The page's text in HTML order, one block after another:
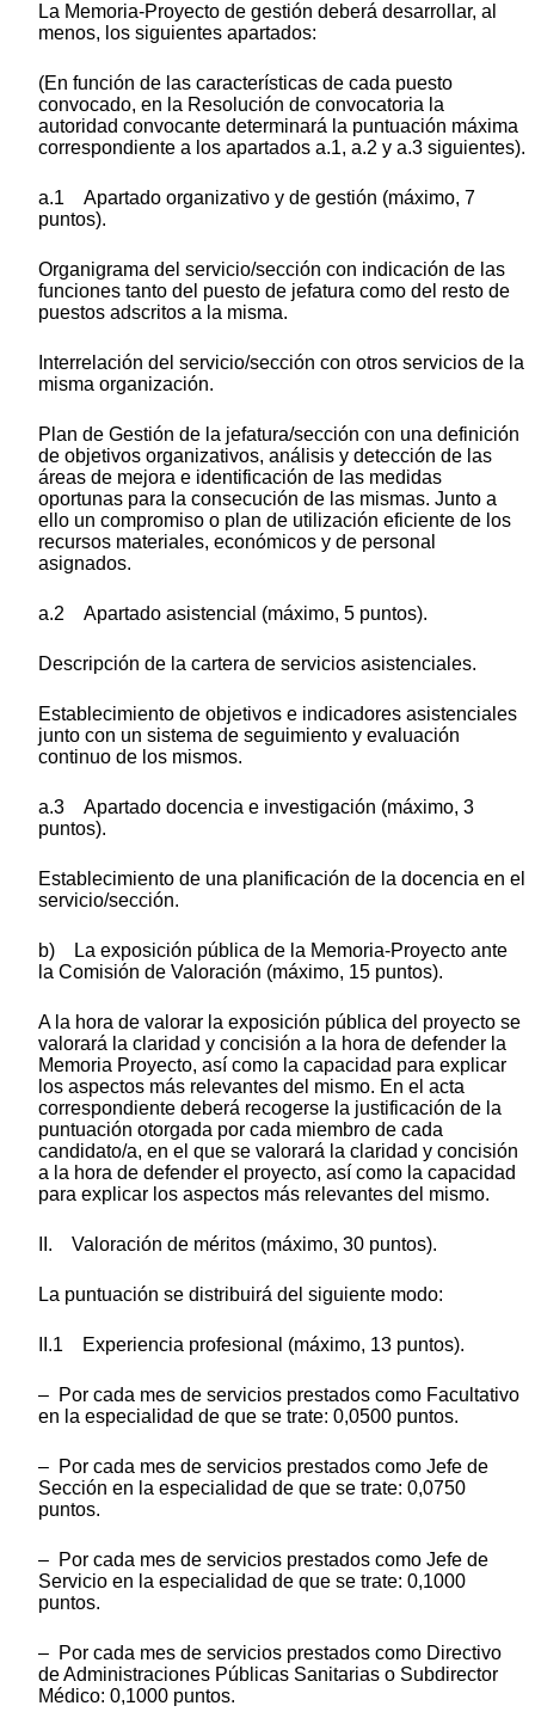
La Memoria-Proyecto de gestión deberá desarrollar, al
menos, los siguientes apartados:
(En función de las características de cada puesto
convocado, en la Resolución de convocatoria la
autoridad convocante determinará la puntuación máxima
correspondiente a los apartados a.1, a.2 y a.3 siguientes).
a.1 Apartado organizativo y de gestión (máximo, 7
puntos).
Organigrama del servicio/sección con indicación de las
funciones tanto del puesto de jefatura como del resto de
puestos adscritos a la misma.
Interrelación del servicio/sección con otros servicios de la
misma organización.
Plan de Gestión de la jefatura/sección con una definición
de objetivos organizativos, análisis y detección de las
áreas de mejora e identificación de las medidas
oportunas para la consecución de las mismas. Junto a
ello un compromiso o plan de utilización eficiente de los
recursos materiales, económicos y de personal
asignados.
a.2 Apartado asistencial (máximo, 5 puntos).
Descripción de la cartera de servicios asistenciales.
Establecimiento de objetivos e indicadores asistenciales
junto con un sistema de seguimiento y evaluación
continuo de los mismos.
a.3 Apartado docencia e investigación (máximo, 3
puntos).
Establecimiento de una planificación de la docencia en el
servicio/sección.
b) La exposición pública de la Memoria-Proyecto ante
la Comisión de Valoración (máximo, 15 puntos).
A la hora de valorar la exposición pública del proyecto se
valorará la claridad y concisión a la hora de defender la
Memoria Proyecto, así como la capacidad para explicar
los aspectos más relevantes del mismo. En el acta
correspondiente deberá recogerse la justificación de la
puntuación otorgada por cada miembro de cada
candidato/a, en el que se valorará la claridad y concisión
a la hora de defender el proyecto, así como la capacidad
para explicar los aspectos más relevantes del mismo.
II. Valoración de méritos (máximo, 30 puntos).
La puntuación se distribuirá del siguiente modo:
II.1 Experiencia profesional (máximo, 13 puntos).
– Por cada mes de servicios prestados como Facultativo
en la especialidad de que se trate: 0,0500 puntos.
– Por cada mes de servicios prestados como Jefe de
Sección en la especialidad de que se trate: 0,0750
puntos.
– Por cada mes de servicios prestados como Jefe de
Servicio en la especialidad de que se trate: 0,1000
puntos.
– Por cada mes de servicios prestados como Directivo
de Administraciones Públicas Sanitarias o Subdirector
Médico: 0,1000 puntos.